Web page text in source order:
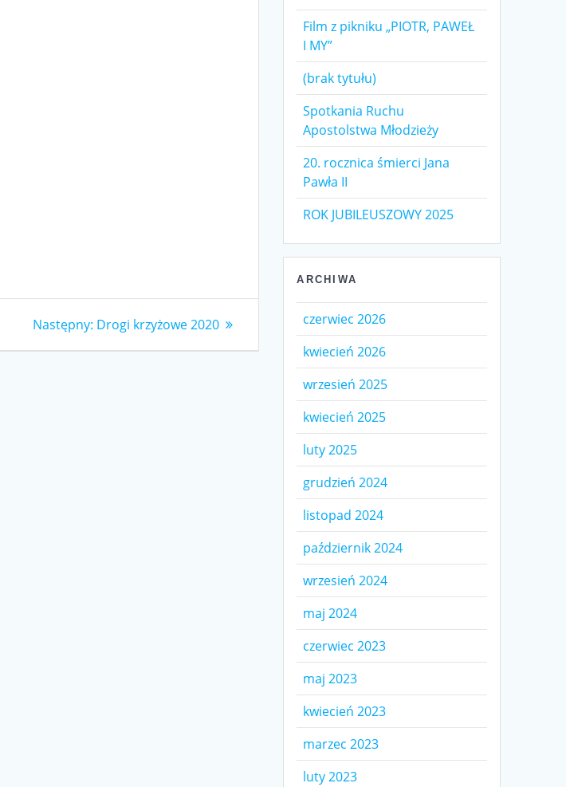
Następny: Następny
Drogi krzyżowe 2020
Film z pikniku „PIOTR, PAWEŁ
I MY”
(brak tytułu)
Spotkania Ruchu
Apostolstwa Młodzieży
20. rocznica śmierci Jana
Pawła II
ROK JUBILEUSZOWY 2025
ARCHIWA
czerwiec 2026
kwiecień 2026
wrzesień 2025
kwiecień 2025
luty 2025
grudzień 2024
listopad 2024
październik 2024
wrzesień 2024
maj 2024
czerwiec 2023
maj 2023
kwiecień 2023
marzec 2023
luty 2023